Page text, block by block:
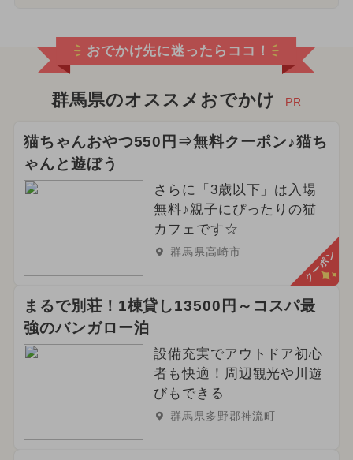
おでかけ先に迷ったらココ！
群馬県のオススメおでかけ PR
猫ちゃんおやつ550円⇒無料クーポン♪猫ち
ゃんと遊ぼう
さらに「3歳以下」は入場
無料♪親子にぴったりの猫
カフェです☆
群馬県高崎市 クーポン
まるで別荘！1棟貸し13500円～コスパ最
強のバンガロー泊
設備充実でアウトドア初心
者も快適！周辺観光や川遊
びもできる
群馬県多野郡神流町